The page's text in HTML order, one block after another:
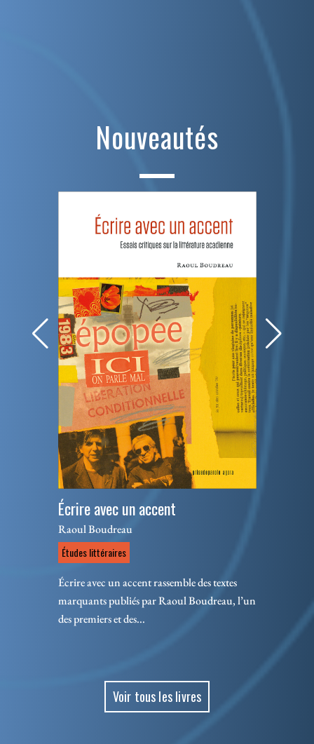
Nouveautés
Écrire avec un accent
Raoul Boudreau
Études littéraires
Écrire avec un accent rassemble des textes
marquants publiés par Raoul Boudreau, l’un
des premiers et des...
Voir tous les livres